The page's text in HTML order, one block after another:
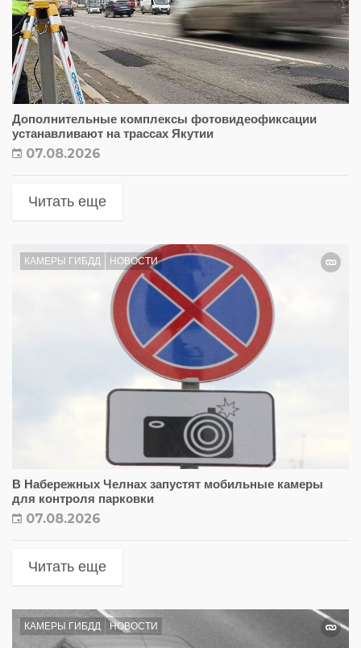
Дополнительные комплексы фотовидеофиксации
устанавливают на трассах Якутии
07.08.2026
Читать еще
КАМЕРЫ ГИБДД НОВОСТИ
В Набережных Челнах запустят мобильные камеры
для контроля парковки
07.08.2026
Читать еще
КАМЕРЫ ГИБДД НОВОСТИ